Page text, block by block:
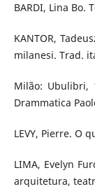
BARDI, Lina Bo.
KANTOR,
milanesi. Trad.
Milão: Ubulibri,
Drammatica
LEVY, Pierre. O
LIMA, Evelyn
arquitetura,